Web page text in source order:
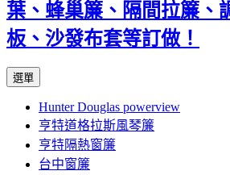
葉、蜂巢簾、隔間拉簾、
板、沙發布套等訂做！
選單
內
容
Hunter Douglas powerview
亨特道格拉斯風琴簾
亨特隔熱窗簾
台中窗簾